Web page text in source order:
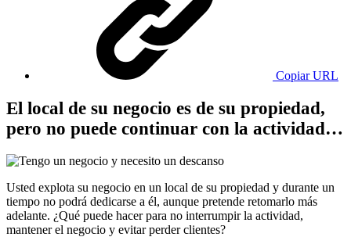
Copiar URL
El local de su negocio es de su propiedad,
pero no puede continuar con la actividad…
Usted explota su negocio en un local de su propiedad y durante un
tiempo no podrá dedicarse a él, aunque pretende retomarlo más
adelante. ¿Qué puede hacer para no interrumpir la actividad,
mantener el negocio y evitar perder clientes?